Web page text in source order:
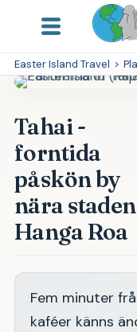
Easter Island Travel >
Tahai -
forntida
påskön by
nära staden
Hanga Roa
Fem minuter
kaféer känns